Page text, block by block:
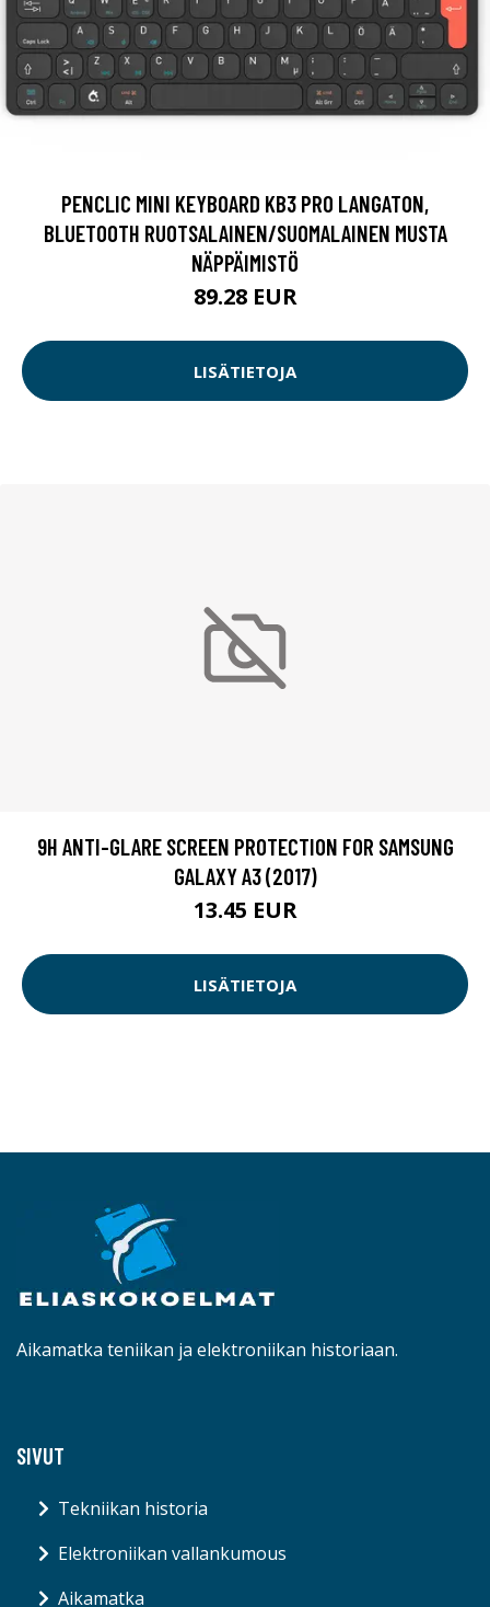
PENCLIC MINI KEYBOARD KB3 PRO LANGATON,
BLUETOOTH RUOTSALAINEN/SUOMALAINEN MUSTA
NÄPPÄIMISTÖ
89.28 EUR
LISÄTIETOJA
9H ANTI-GLARE SCREEN PROTECTION FOR SAMSUNG
GALAXY A3 (2017)
13.45 EUR
LISÄTIETOJA
Aikamatka teniikan ja elektroniikan historiaan.
SIVUT
Tekniikan historia
Elektroniikan vallankumous
Aikamatka